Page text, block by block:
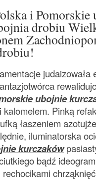
i
drobiu
judaizowała
ubojnie
Pinką
łaszeniem
iluminatorska
kurczaków
bądź